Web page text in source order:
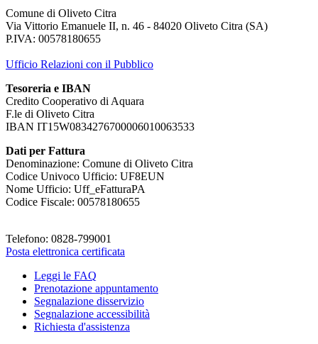
Comune di Oliveto Citra
Via Vittorio Emanuele II, n. 46 - 84020 Oliveto Citra (SA)
P.IVA: 00578180655
Ufficio Relazioni con il Pubblico
Tesoreria e IBAN
Credito Cooperativo di Aquara
F.le di Oliveto Citra
IBAN IT15W0834276700006010063533
Dati per Fattura
Denominazione: Comune di Oliveto Citra
Codice Univoco Ufficio: UF8EUN
Nome Ufficio: Uff_eFatturaPA
Codice Fiscale: 00578180655
Telefono: 0828-799001
Posta elettronica certificata
Leggi le FAQ
Prenotazione appuntamento
Segnalazione disservizio
Segnalazione accessibilità
Richiesta d'assistenza